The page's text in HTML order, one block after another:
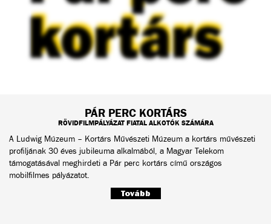
PÁR PERC KORTÁRS
RÖVIDFILMPÁLYÁZAT FIATAL ALKOTÓK SZÁMÁRA
A Ludwig Múzeum – Kortárs Művészeti Múzeum a kortárs művészeti
profiljának 30 éves jubileuma alkalmából, a Magyar Telekom
támogatásával meghirdeti a Pár perc kortárs című országos
mobilfilmes pályázatot.
Tovább